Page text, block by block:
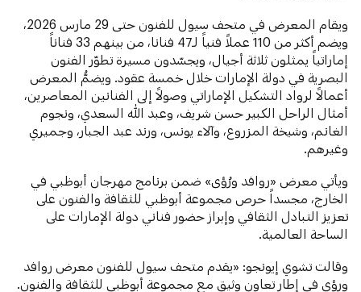
ويقام المعرض في متحف سيول للفنون حتى 29 مارس 2026،
ويضم أكثر من 110 عملاً فنياً لـ47 فنانا، من بينهم 33 فناناً
إماراتياً يمثلون ثلاثة أجيال، ويجسّدون مسيرة تطوّر الفنون
البصرية في دولة الإمارات خلال خمسة عقود. ويضمُّ المعرض
أعمالاً لرواد التشكيل الإماراتي وصولاً إلى الفنانين المعاصرين،
أمثال الراحل الكبير حسن شريف، وعبد الله السعدي، ونجوم
الغانم، وشيخة المزروع، وآلاء يونس، ورند عبد الجبار، وجميري
وغيرهم.
ويأتي معرض «روافد ورُؤى» ضمن برنامج مهرجان أبوظبي في
الخارج، مجسداً حرص مجموعة أبوظبي للثقافة والفنون على
تعزيز التبادل الثقافي وإبراز حضور فناني دولة الإمارات على
الساحة العالمية.
وقالت تشوي إيونجو: «يقدم متحف سيول للفنون معرض روافد
ورؤى في إطار تعاون وثيق مع مجموعة أبوظبي للثقافة والفنون.